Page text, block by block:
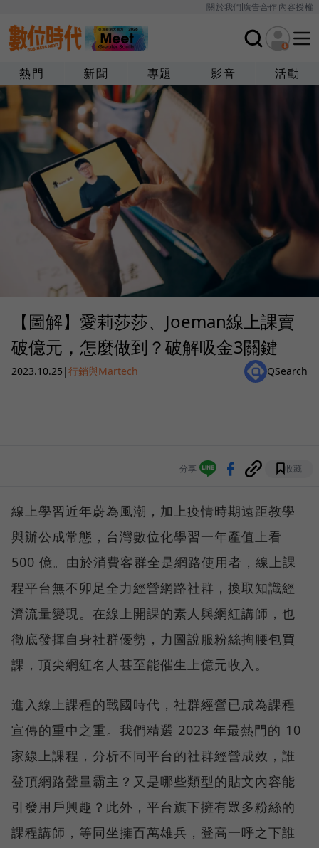
關於我們廣告合作內容授權
熱門 新聞 專題 影音 活動
【圖解】愛莉莎莎、Joeman線上課賣
破億元，怎麼做到？破解吸金3關鍵
2023.10.25 |行銷與Martech QSearch
分享 收藏
線上學習近年蔚為風潮，加上疫情時期遠距教學
與辦公成常態，台灣數位化學習一年產值上看
500 億。由於消費客群全是網路使用者，線上課
程平台無不卯足全力經營網路社群，換取知識經
濟流量變現。在線上開課的素人與網紅講師，也
徹底發揮自身社群優勢，力圖說服粉絲掏腰包買
課，頂尖網紅名人甚至能催生上億元收入。
進入線上課程的戰國時代，社群經營已成為課程
宣傳的重中之重。我們精選 2023 年最熱門的 10
家線上課程，分析不同平台的社群經營成效，誰
登頂網路聲量霸主？又是哪些類型的貼文內容能
引發用戶興趣？此外，平台旗下擁有眾多粉絲的
課程講師，等同坐擁百萬雄兵，登高一呼之下誰